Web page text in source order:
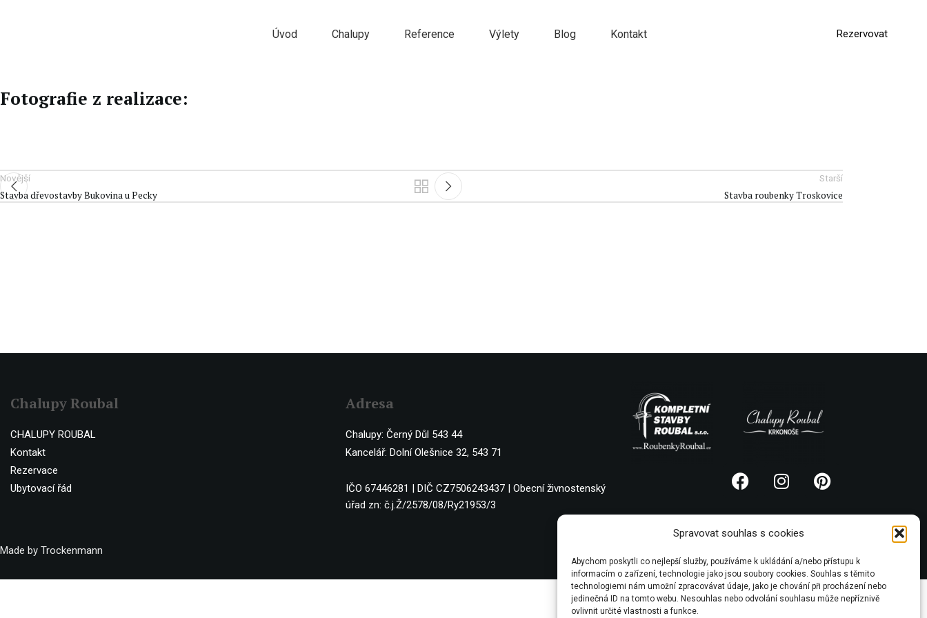
Spravovat souhlas s cookies
Abychom poskytli co nejlepší služby, používáme k ukládání a/nebo přístupu k
informacím o zařízení, technologie jako jsou soubory cookies. Souhlas s těmito
technologiemi nám umožní zpracovávat údaje, jako je chování při procházení nebo
jedinečná ID na tomto webu. Nesouhlas nebo odvolání souhlasu může nepříznivě
ovlivnit určité vlastnosti a funkce.
Úvod Chalupy Reference Výlety Blog Kontakt Rezervovat
Fotografie z realizace:
Novější
Stavba dřevostavby Bukovina u Pecky
Starší
Stavba roubenky Troskovice
Chalupy Roubal
CHALUPY ROUBAL
Kontakt
Rezervace
Ubytovací řád
Adresa
Chalupy: Černý Důl 543 44
Kancelář: Dolní Olešnice 32, 543 71
IČO 67446281 | DIČ CZ7506243437 | Obecní živnostenský
úřad zn: č.j.Ž/2578/08/Ry21953/3
Made by Trockenmann